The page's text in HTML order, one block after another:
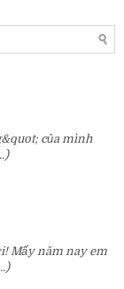
của mình
Mấy năm nay em